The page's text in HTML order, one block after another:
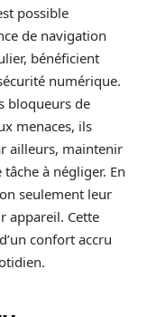
possible
de navigation
bénéficient
numérique.
bloqueurs de
menaces, ils
ailleurs, maintenir
à négliger. En
seulement leur
appareil. Cette
confort accru